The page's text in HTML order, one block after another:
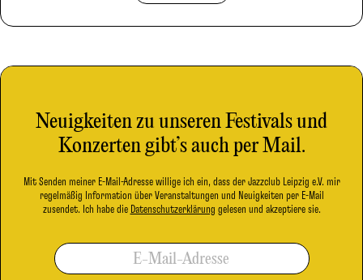
Neuigkeiten zu unseren Festivals und
Konzerten gibt’s auch per Mail.
Mit Senden meiner E-Mail-Adresse willige ich ein, dass der Jazzclub Leipzig e.V. mir
regelmäßig Information über Veranstaltungen und Neuigkeiten per E-Mail
zusendet. Ich habe die Datenschutzerklärung gelesen und akzeptiere sie.
E-Mail-Adresse